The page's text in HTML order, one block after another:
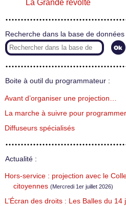
La Grande révolte
Recherche dans la base de données
Boite à outil du programmateur :
Avant d’organiser une projection…
La marche à suivre pour
Diffuseurs spécialisés
Actualité :
Hors-service : projection avec le
citoyennes (Mercredi 1er juillet 2026)
L’Écran des droits : Les Balles du 14